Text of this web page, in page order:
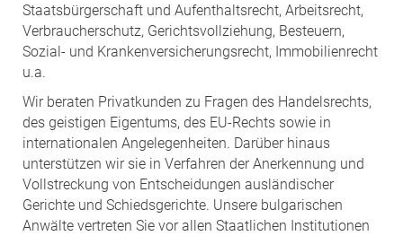
Staatsbürgerschaft und Aufenthaltsrecht, Arbeitsrecht,
Verbraucherschutz, Gerichtsvollziehung, Besteuern,
Sozial- und Krankenversicherungsrecht, Immobilienrecht
u.a.
Wir beraten Privatkunden zu Fragen des Handelsrechts,
des geistigen Eigentums, des EU-Rechts sowie in
internationalen Angelegenheiten. Darüber hinaus
unterstützen wir sie in Verfahren der Anerkennung und
Vollstreckung von Entscheidungen ausländischer
Gerichte und Schiedsgerichte. Unsere bulgarischen
Anwälte vertreten Sie vor allen Staatlichen Institutionen